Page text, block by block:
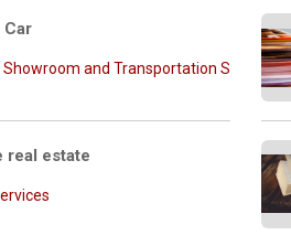
Car
Showroom and Transportation Services
real estate